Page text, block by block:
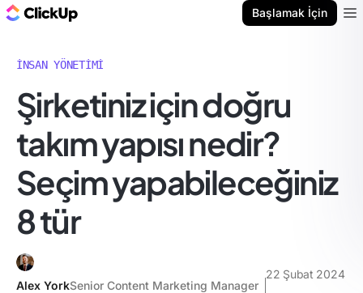
Başlamak İçin
İNSAN YÖNETIMI
Şirketiniz için doğru
takım yapısı nedir?
Seçim yapabileceğiniz
8 tür
Alex YorkSenior Content Marketing Manager
22 Şubat 2024